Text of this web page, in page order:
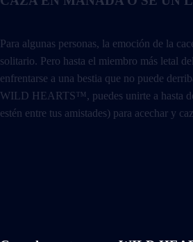
Para algunas personas, la emoción de la
solitario. Pero hasta el miembro más letal
enfrentarse a una bestia que no puede
WILD HEARTS™, puedes unirte a hasta
estén entre tus amistades) para acechar y